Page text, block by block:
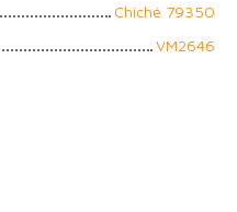
Chiché 79350
VM2646